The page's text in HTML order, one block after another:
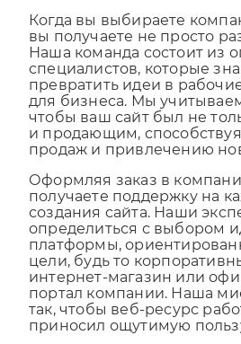
Когда вы выбираете
вы получаете не просто
Наша команда состоит из
специалистов, которые
превратить идеи в
для бизнеса. Мы
чтобы ваш сайт был не
и продающим,
Оформляя заказ в
получаете поддержку на
создания сайта. Наши
определиться с выбором
платформы,
цели, будь то
интернет-магазин или
портал компании. Наша
так, чтобы веб-ресурс